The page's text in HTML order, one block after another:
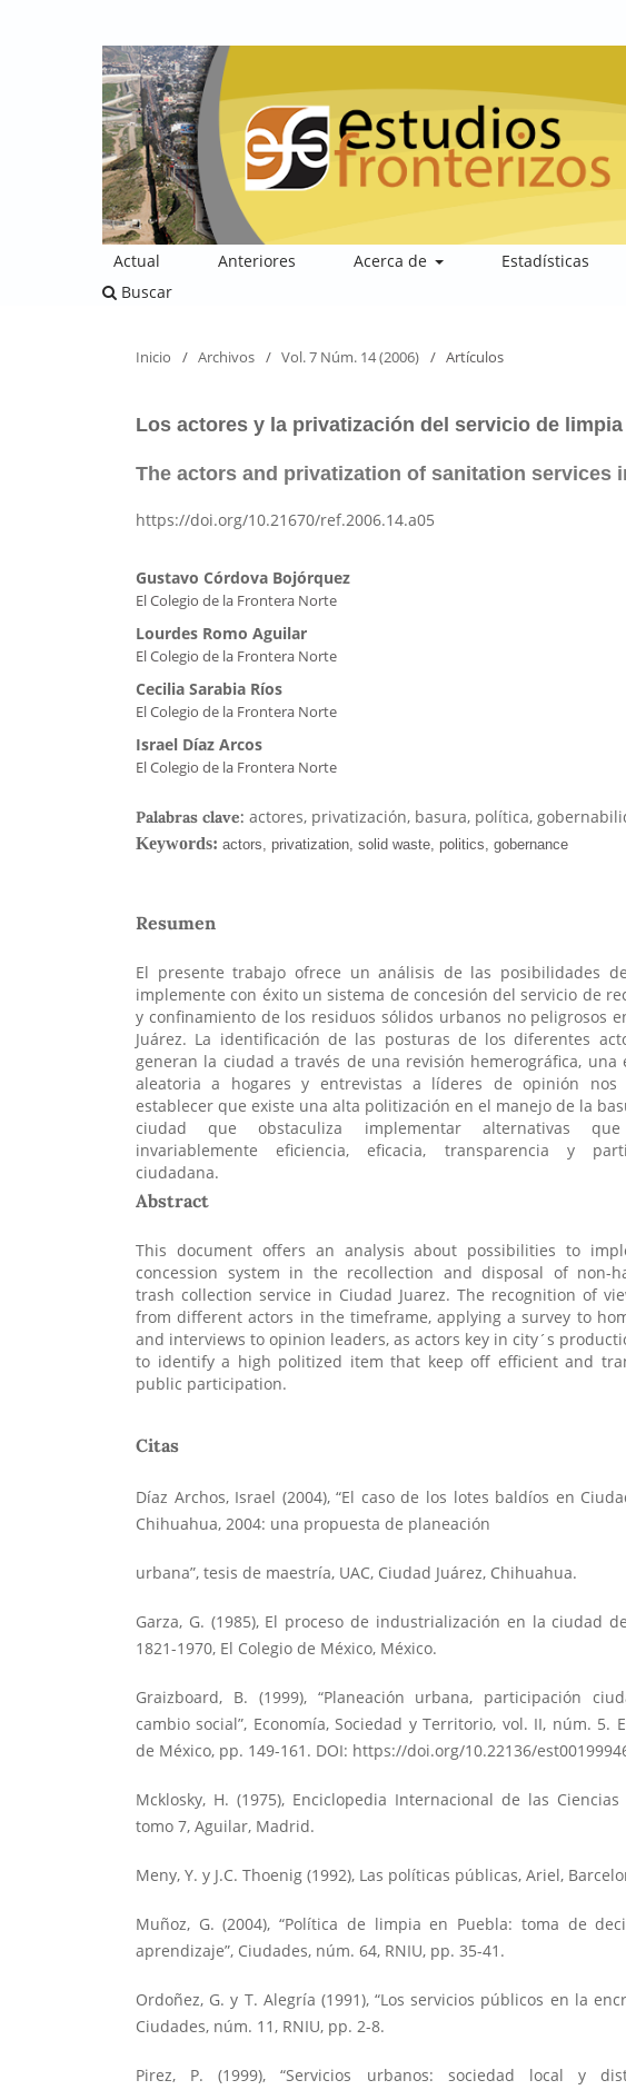
Actual Anteriores Acerca de Estadísticas
Buscar
Inicio / Archivos / Vol. 7 Núm. 14 (2006) / Artículos
Los actores y la privatización del servicio de
The actors and privatization of sanitation services
https://doi.org/10.21670/ref.2006.14.a05
Gustavo Córdova Bojórquez
El Colegio de la Frontera Norte
Lourdes Romo Aguilar
El Colegio de la Frontera Norte
Cecilia Sarabia Ríos
El Colegio de la Frontera Norte
Israel Díaz Arcos
El Colegio de la Frontera Norte
Palabras clave: actores, privatización, basura, política,
Resumen
El presente trabajo ofrece un análisis de las posibilidades
implemente con éxito un sistema de concesión del servicio de
y confinamiento de los residuos sólidos urbanos no peligrosos
Juárez. La identificación de las posturas de los diferentes
generan la ciudad a través de una revisión hemerográfica, una
aleatoria a hogares y entrevistas a líderes de opinión nos
establecer que existe una alta politización en el manejo de la
ciudad que obstaculiza implementar alternativas
invariablemente eficiencia, eficacia, transparencia y
ciudadana.
Abstract
This document offers an analysis about possibilities to
concession system in the recollection and disposal of non-
trash collection service in Ciudad Juarez. The recognition of
from different actors in the timeframe, applying a survey to
and interviews to opinion leaders, as actors key in city´s
to identify a high politized item that keep off efficient and
public participation.
Citas
Díaz Archos, Israel (2004), “El caso de los lotes baldíos en
Chihuahua, 2004: una propuesta de planeación
urbana”, tesis de maestría, UAC, Ciudad Juárez, Chihuahua.
Garza, G. (1985), El proceso de industrialización en la ciudad
1821-1970, El Colegio de México, México.
Graizboard, B. (1999), “Planeación urbana, participación
cambio social”, Economía, Sociedad y Territorio, vol. II, núm. 5.
de México, pp. 149-161. DOI: https://doi.org/10.22136/
Mcklosky, H. (1975), Enciclopedia Internacional de las Ciencias
tomo 7, Aguilar, Madrid.
Meny, Y. y J.C. Thoenig (1992), Las políticas públicas, Ariel,
Muñoz, G. (2004), “Política de limpia en Puebla: toma de
aprendizaje”, Ciudades, núm. 64, RNIU, pp. 35-41.
Ordoñez, G. y T. Alegría (1991), “Los servicios públicos en la
Ciudades, núm. 11, RNIU, pp. 2-8.
Pirez, P. (1999), “Servicios urbanos: sociedad local y